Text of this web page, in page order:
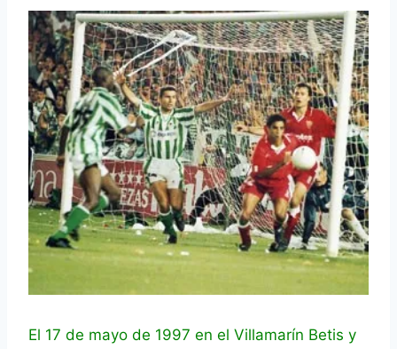
El 17 de mayo de 1997 en el Villamarín Betis y